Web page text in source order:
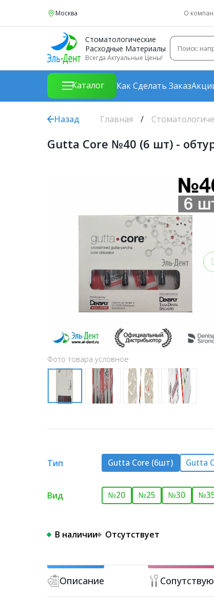
Москва О
Стоматологические
Расходные Материалы
Всегда Актуальные Цены!
Каталог Как Сделать Заказ
Назад Главная
Gutta Core №40 (6 шт) -
Фото товара условное
Тип Gutta Core (6шт) Gutta
Вид №20 №25 №30
В наличии Отсутствует
Описание